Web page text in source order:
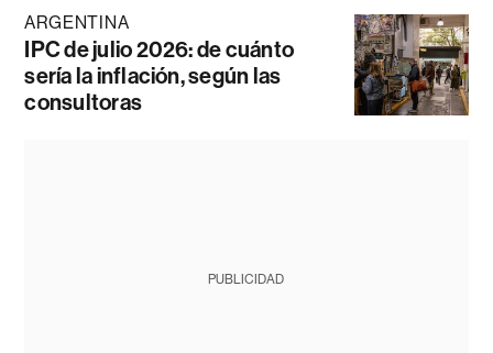
ARGENTINA
IPC de julio 2026: de cuánto
sería la inflación, según las
consultoras
PUBLICIDAD